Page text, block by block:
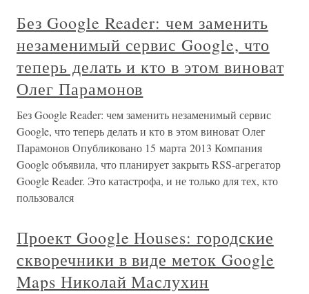
Без Google Reader: чем заменить
незаменимый сервис Google, что
теперь делать и кто в этом виноват
Олег Парамонов
Без Google Reader: чем заменить незаменимый сервис
Google, что теперь делать и кто в этом виноват Олег
Парамонов Опубликовано 15 марта 2013 Компания
Google объявила, что планирует закрыть RSS-агрегатор
Google Reader. Это катастрофа, и не только для тех, кто
пользовался
Проект Google Houses: городские
скворечники в виде меток Google
Maps Николай Маслухин